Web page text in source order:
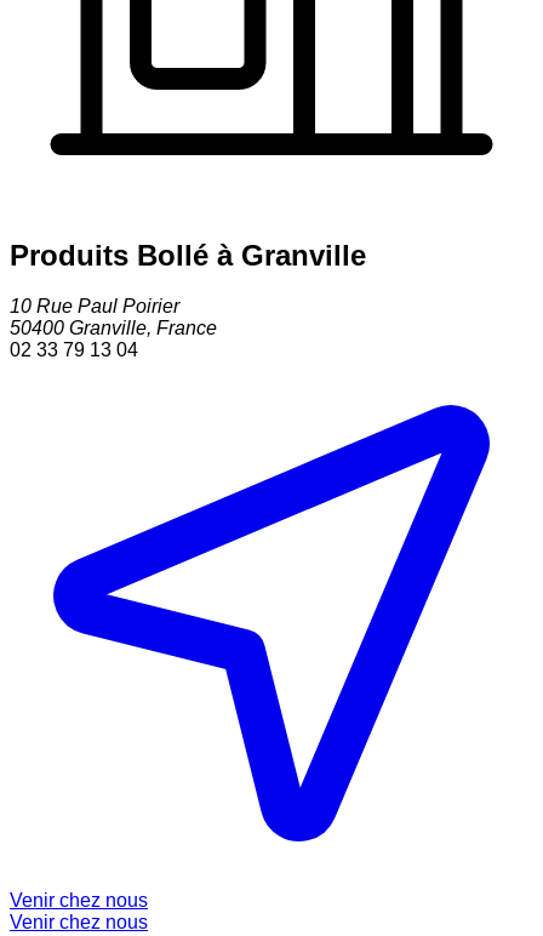
Produits Bollé à Granville
10 Rue Paul Poirier
50400 Granville, France
02 33 79 13 04
Venir chez nous
Venir chez nous